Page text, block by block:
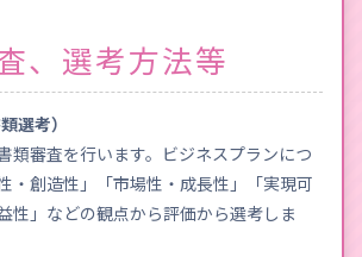
、選考方法等
選考）
類審査を行います。ビジネスプランにつ
・創造性」「市場性・成長性」「実現可
性」などの観点から評価から選考しま